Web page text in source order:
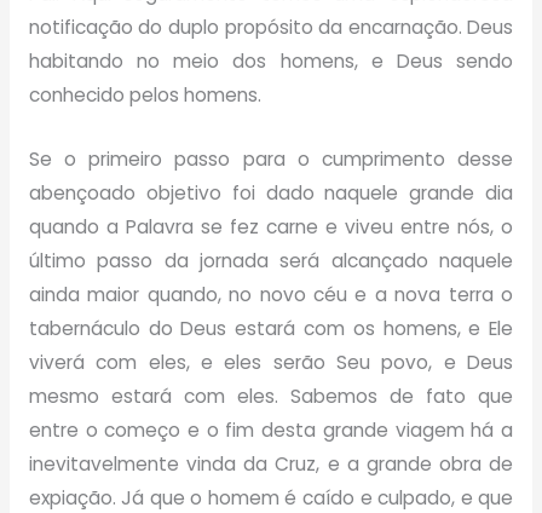
notificação do duplo propósito da encarnação. Deus
habitando no meio dos homens, e Deus sendo
conhecido pelos homens.
Se o primeiro passo para o cumprimento desse
abençoado objetivo foi dado naquele grande dia
quando a Palavra se fez carne e viveu entre nós, o
último passo da jornada será alcançado naquele
ainda maior quando, no novo céu e a nova terra o
tabernáculo do Deus estará com os homens, e Ele
viverá com eles, e eles serão Seu povo, e Deus
mesmo estará com eles. Sabemos de fato que
entre o começo e o fim desta grande viagem há a
inevitavelmente vinda da Cruz, e a grande obra de
expiação. Já que o homem é caído e culpado, e que